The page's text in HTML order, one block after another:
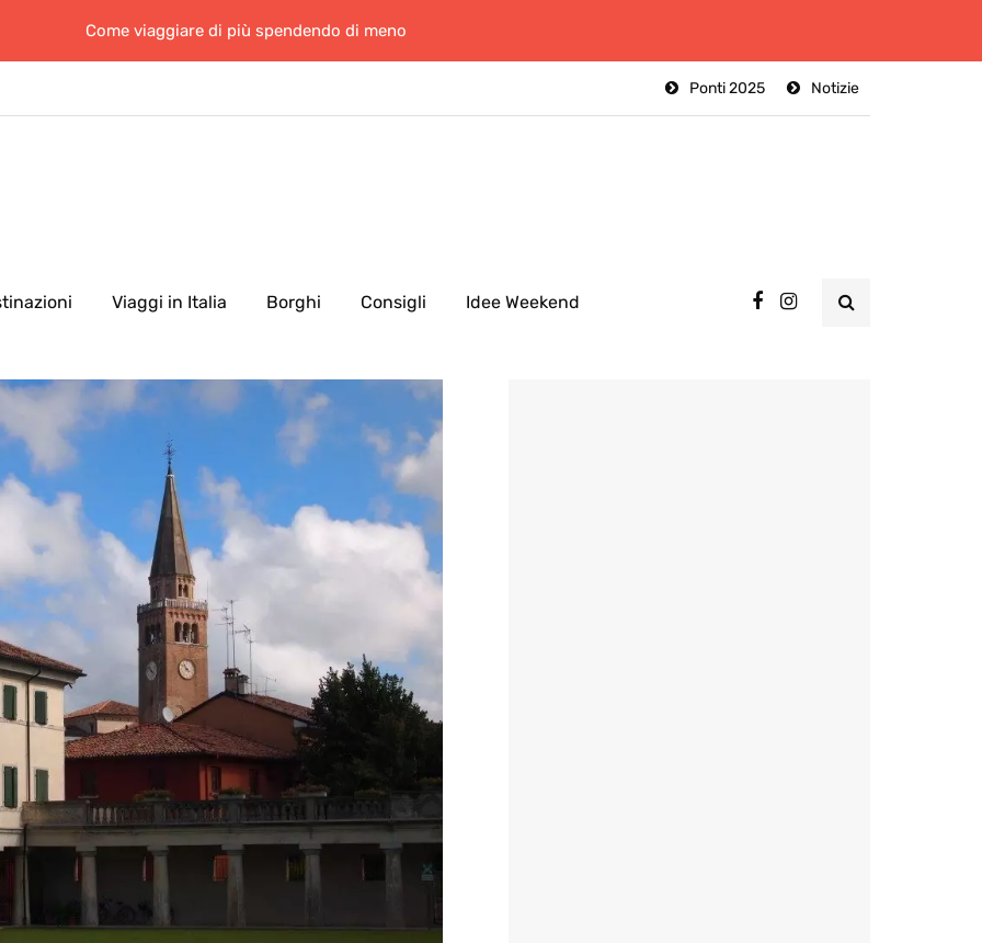
Come viaggiare di più spendendo di meno
Notizie
Ponti 2025
Viaggi in Italia Borghi Consigli Idee Weekend